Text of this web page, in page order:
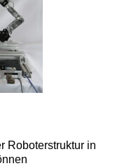
Roboterstruktur in